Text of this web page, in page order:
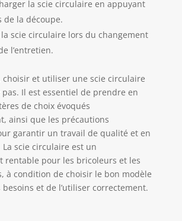
la scie circulaire en appuyant
la découpe.
scie circulaire lors du changement
l’entretien.
choisir et utiliser une scie circulaire
pas. Il est essentiel de prendre en
de choix évoqués
ainsi que les précautions
garantir un travail de qualité et en
scie circulaire est un
rentable pour les bricoleurs et les
à condition de choisir le bon modèle
et de l’utiliser correctement.